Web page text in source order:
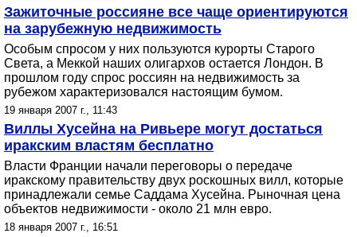
Зажиточные россияне все чаще ориентируются
на зарубежную недвижимость
Особым спросом у них пользуются курорты Старого
Света, а Меккой наших олигархов остается Лондон. В
прошлом году спрос россиян на недвижимость за
рубежом характеризовался настоящим бумом.
19 января 2007 г., 11:43
Виллы Хусейна на Ривьере могут достаться
иракским властям бесплатно
Власти Франции начали переговоры о передаче
иракскому правительству двух роскошных вилл, которые
принадлежали семье Саддама Хусейна. Рыночная цена
объектов недвижимости - около 21 млн евро.
18 января 2007 г., 16:51